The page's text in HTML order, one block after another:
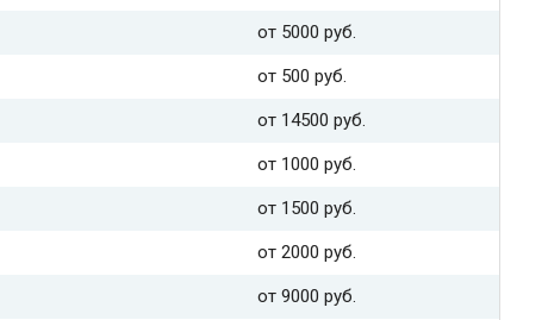
от 5000 руб.
от 500 руб.
от 14500 руб.
от 1000 руб.
от 1500 руб.
от 2000 руб.
от 9000 руб.